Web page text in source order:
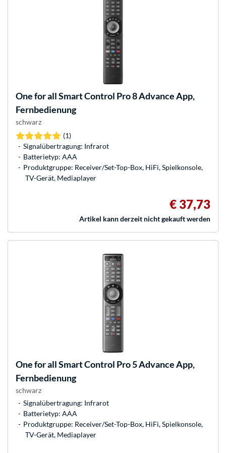
One for allSmart Control Pro 8 Advance App,
Fernbedienung
schwarz
(1)
Signalübertragung: Infrarot
Batterietyp: AAA
Produktgruppe: Receiver/Set-Top-Box, HiFi, Spielkonsole,
TV-Gerät, Mediaplayer
€ 37,73
Artikel kann derzeit nicht gekauft werden
One for allSmart Control Pro 5 Advance App,
Fernbedienung
schwarz
Signalübertragung: Infrarot
Batterietyp: AAA
Produktgruppe: Receiver/Set-Top-Box, HiFi, Spielkonsole,
TV-Gerät, Mediaplayer